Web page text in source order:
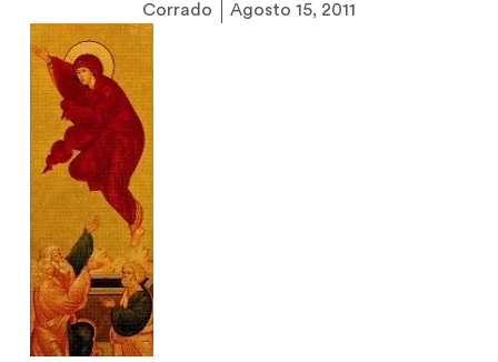
Corrado Agosto 15, 2011